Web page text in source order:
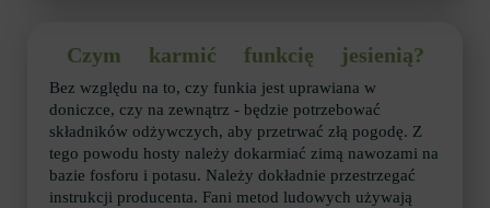
Czym karmić funkcię jesienią?
Bez względu na to, czy funkia jest uprawiana w
doniczce, czy na zewnątrz - będzie potrzebować
składników odżywczych, aby przetrwać złą pogodę. Z
tego powodu hosty należy dokarmiać zimą nawozami na
bazie fosforu i potasu. Należy dokładnie przestrzegać
instrukcji producenta. Fani metod ludowych używają